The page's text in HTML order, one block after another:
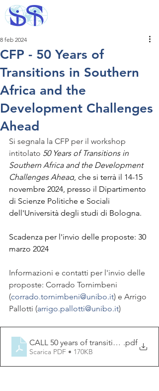
CFP - 50 Years of
Transitions in Southern
Africa and the
Development Challenges
Ahead
8 feb 2024
Si segnala la CFP per il workshop
intitolato 50 Years of Transitions in
Southern Africa and the Development
Challenges Ahead, che si terrà il 14-15
novembre 2024, presso il Dipartimento
di Scienze Politiche e Sociali
dell'Università degli studi di Bologna.
Scadenza per l'invio delle proposte: 30
marzo 2024
Informazioni e contatti per l'invio delle
proposte: Corrado Tornimbeni
(corrado.tornimbeni@unibo.it) e Arrigo
Pallotti (arrigo.pallotti@unibo.it)
CALL 50 years of transitions in
.pdf
Scarica PDF • 170KB